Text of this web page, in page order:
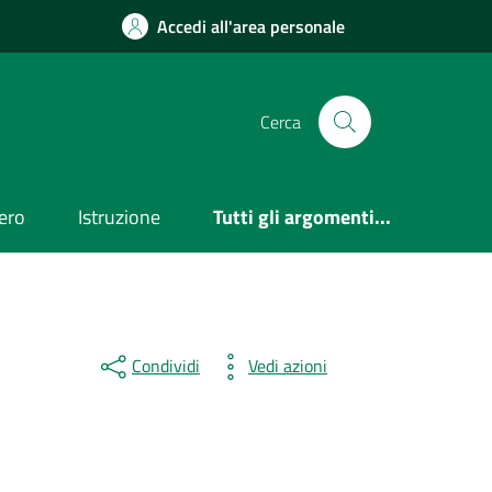
Accedi all'area personale
Cerca
Istruzione Tutti gli argomenti...
Condividi Vedi azioni